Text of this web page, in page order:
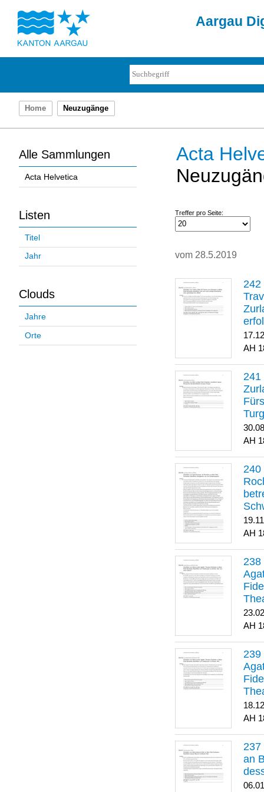
Aargau
Home Neuzugänge
Alle Sammlungen
Acta Helvetica
Listen
Titel
Jahr
Clouds
Jahre
Orte
Acta
Treffer pro Seite:
vom 28.5.2019
an